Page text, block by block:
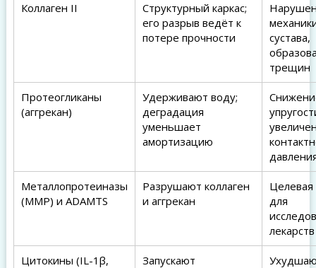
Коллаген II
Структурный каркас;
его разрыв ведёт к
потере прочности
сустава,
трещин
Протеогликаны
(аггрекан)
Удерживают воду;
деградация
уменьшает
амортизацию
Металлопротеиназы
(MMP) и ADAMTS
Разрушают коллаген
и аггрекан
Целевая
для
лекарств
Цитокины (IL-1β, Запускают